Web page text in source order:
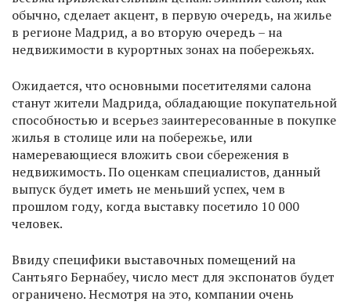
обычно, сделает акцент, в первую очередь, на жилье
в регионе Мадрид, а во вторую очередь – на
недвижимости в курортных зонах на побережьях.
Ожидается, что основными посетителями салона
станут жители Мадрида, обладающие покупательной
способностью и всерьез заинтересованные в покупке
жилья в столице или на побережье, или
намеревающиеся вложить свои сбережения в
недвижимость. По оценкам специалистов, данный
выпуск будет иметь не меньший успех, чем в
прошлом году, когда выставку посетило 10 000
человек.
Ввиду специфики выставочных помещений на
Сантьяго Бернабеу, число мест для экспонатов будет
ограничено. Несмотря на это, компании очень